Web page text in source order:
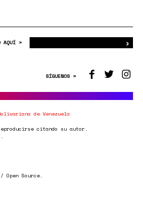
AQUÍ > ›
SÍGUENOS >
de Venezuela
citando su autor.
Open Source.